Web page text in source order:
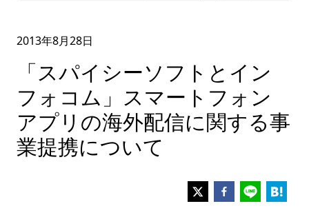
2013年8月28日
「スパイシーソフトとイン
フォコム」スマートフォン
アプリの海外配信に関する事
業提携について